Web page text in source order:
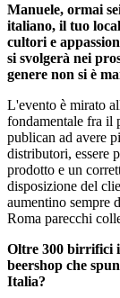
Manuele, ormai
italiano, il tuo
cultori e
si svolgerà nei
genere non si è
L'evento è mirato
fondamentale fra il
publican ad avere
distributori, essere
prodotto e un
disposizione del
aumentino sempre
Roma parecchi
Oltre 300 birrifici
beershop che
Italia?